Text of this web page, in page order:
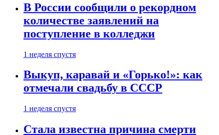
В России сообщили о рекордном
количестве заявлений на
поступление в колледжи
1 неделя спустя
Выкуп, каравай и «Горько!»: как
отмечали свадьбу в СССР
1 неделя спустя
Стала известна причина смерти